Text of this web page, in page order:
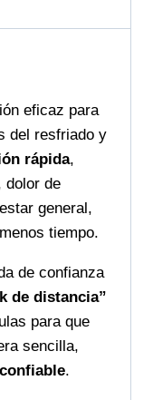
eficaz para
del resfriado y
rápida,
dolor de
general,
tiempo.
de confianza
de distancia”
para que
sencilla,
.